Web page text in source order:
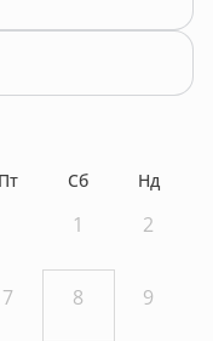
Пт Сб Нд
1 2
7 8 9